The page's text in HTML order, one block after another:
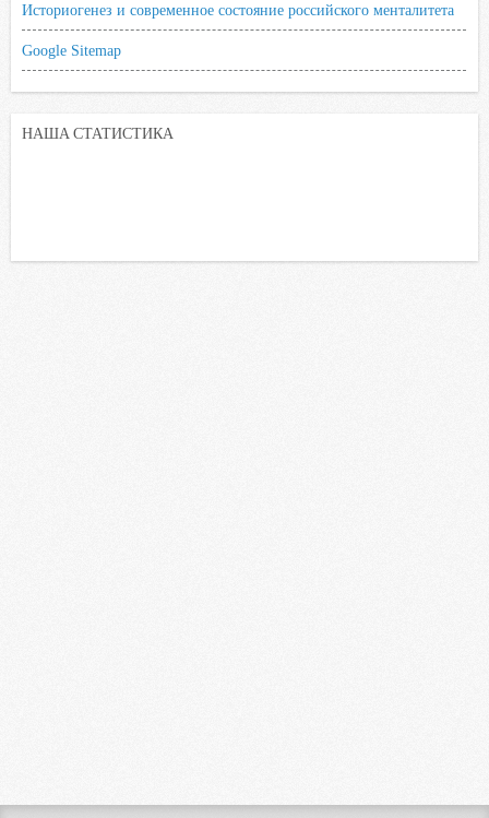
Историогенез и современное состояние российского менталитета
Google Sitemap
НАША СТАТИСТИКА